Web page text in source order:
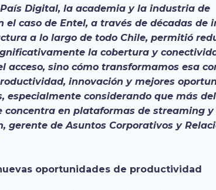
Digital, la academia y la industria de
el caso de Entel, a través de décadas de
a lo largo de todo Chile, permitió
la cobertura y
acceso, sino cómo transformamos esa
innovación y mejores
especialmente considerando que más
concentra en plataformas de streaming y
gerente de Asuntos Corporativos y
oportunidades de productividad